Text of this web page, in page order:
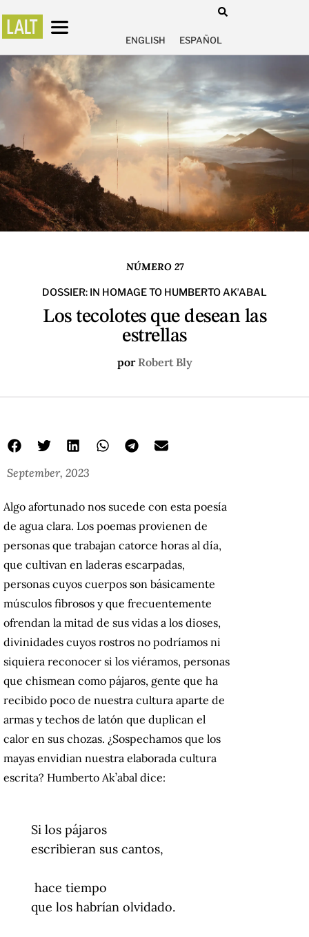
ENGLISH ESPAÑOL
NÚMERO 27
DOSSIER: IN HOMAGE TO HUMBERTO AKʼABAL
Los tecolotes que desean las
estrellas
por Robert Bly
September, 2023
Algo afortunado nos sucede con esta poesía
de agua clara. Los poemas provienen de
personas que trabajan catorce horas al día,
que cultivan en laderas escarpadas,
personas cuyos cuerpos son básicamente
músculos fibrosos y que frecuentemente
ofrendan la mitad de sus vidas a los dioses,
divinidades cuyos rostros no podríamos ni
siquiera reconocer si los viéramos, personas
que chismean como pájaros, gente que ha
recibido poco de nuestra cultura aparte de
armas y techos de latón que duplican el
calor en sus chozas. ¿Sospechamos que los
mayas envidian nuestra elaborada cultura
escrita? Humberto Ak’abal dice:
Si los pájaros
escribieran sus cantos,
hace tiempo
que los habrían olvidado.